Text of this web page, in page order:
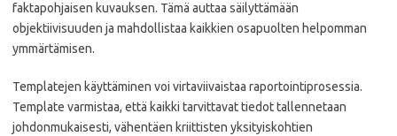
faktapohjaisen kuvauksen. Tämä auttaa säilyttämään
objektiivisuuden ja mahdollistaa kaikkien osapuolten helpomman
ymmärtämisen.
Templatejen käyttäminen voi virtaviivaistaa raportointiprosessia.
Template varmistaa, että kaikki tarvittavat tiedot tallennetaan
johdonmukaisesti, vähentäen kriittisten yksityiskohtien